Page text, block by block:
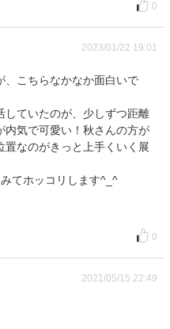
0
2023/01/22 19:01
、こちらなかなか面白いで
していたのが、少しずつ距離
内気で可愛い！秋さんの方が
なのがきっと上手くいく展
てホッコリします^_^
0
2021/05/15 22:49